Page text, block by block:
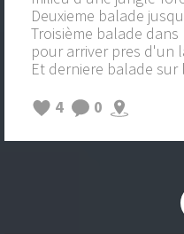
Deuxieme balade
Troisième balade
pour arriver pres d'un
Et derniere balade
4
0